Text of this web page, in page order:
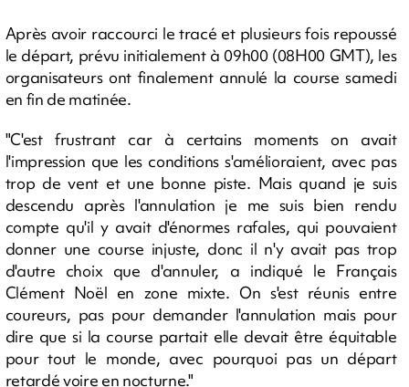
Après avoir raccourci le tracé et plusieurs fois repoussé
le départ, prévu initialement à 09h00 (08H00 GMT), les
organisateurs ont finalement annulé la course samedi
en fin de matinée.
"C'est frustrant car à certains moments on avait
l'impression que les conditions s'amélioraient, avec pas
trop de vent et une bonne piste. Mais quand je suis
descendu après l'annulation je me suis bien rendu
compte qu'il y avait d'énormes rafales, qui pouvaient
donner une course injuste, donc il n'y avait pas trop
d'autre choix que d'annuler, a indiqué le Français
Clément Noël en zone mixte. On s'est réunis entre
coureurs, pas pour demander l'annulation mais pour
dire que si la course partait elle devait être équitable
pour tout le monde, avec pourquoi pas un départ
retardé voire en nocturne."